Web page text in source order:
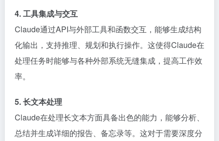
4. 工具集成与交互
Claude通过API与外部工具和函数交互，能够生成结构
化输出，支持推理、规划和执行操作。这使得Claude在
处理任务时能够与各种外部系统无缝集成，提高工作效
率。
5. 长文本处理
Claude在处理长文本方面具备出色的能力，能够分析、
总结并生成详细的报告、备忘录等。这对于需要深度分